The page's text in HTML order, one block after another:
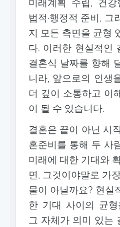
미래계획 수립, 건
법적·행정적 준비,
지 모든 측면을 균형
다. 이러한 현실적인
결혼식 날짜를 향해
니라, 앞으로의 인생
더 깊이 소통하고 이
이 될 수 있습니다.
결혼은 끝이 아닌 시
혼준비를 통해 두 사
미래에 대한 기대와
면, 그것이야말로 가
물이 아닐까요? 현실
한 기대 사이의 균
그 자체가 의미 있는